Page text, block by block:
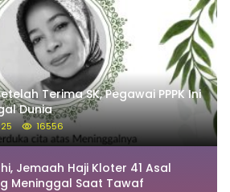
Terima SK, Pegawai PPPK Ini
Dunia
16556
Jemaah Haji Kloter 41 Asal
Meninggal Saat Tawaf